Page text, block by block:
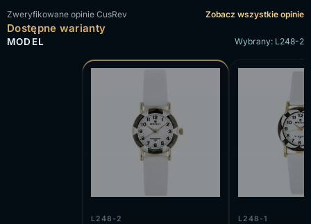
Zweryfikowane opinie CusRev Zobacz wszystkie opinie
Dostępne warianty
MODEL Wybrany: L248-2
L248-2 L248-1